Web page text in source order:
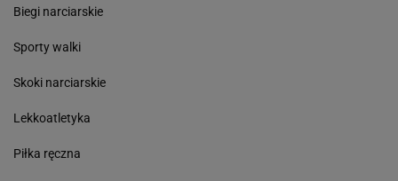
Biegi narciarskie
Sporty walki
Skoki narciarskie
Lekkoatletyka
Piłka ręczna